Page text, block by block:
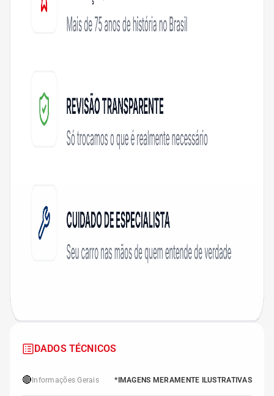
DADOS TÉCNICOS
🔴 Informações Gerais *IMAGENS MERAMENTE ILUSTRATIVAS